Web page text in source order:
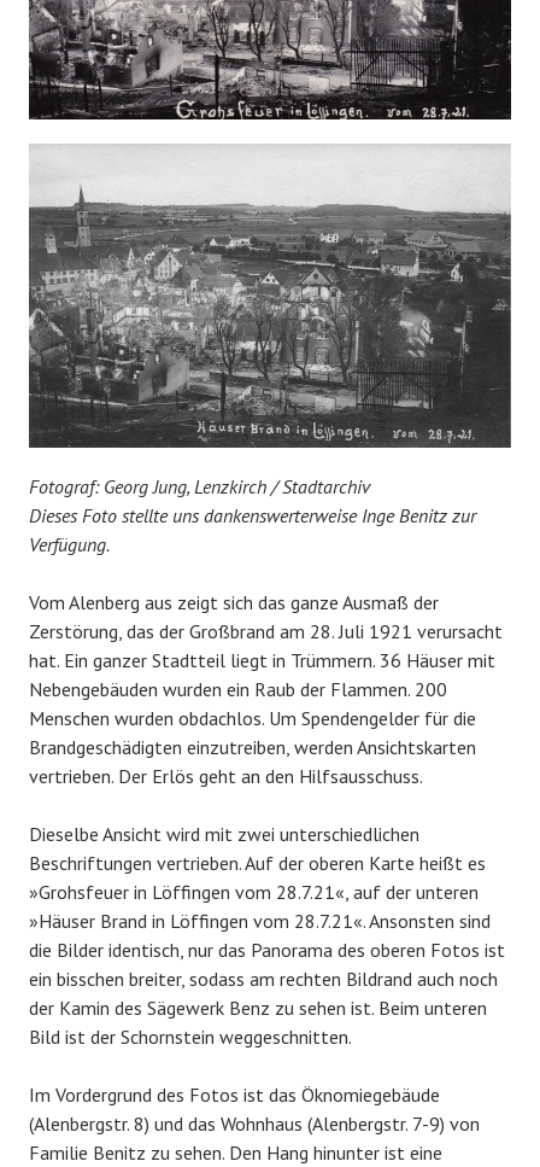
Fotograf: Georg Jung, Lenzkirch / Stadtarchiv
Dieses Foto stellte uns dankenswerterweise Inge Benitz zur
Verfügung.
Vom Alenberg aus zeigt sich das ganze Ausmaß der
Zerstörung, das der Großbrand am 28. Juli 1921 verursacht
hat. Ein ganzer Stadtteil liegt in Trümmern. 36 Häuser mit
Nebengebäuden wurden ein Raub der Flammen. 200
Menschen wurden obdachlos. Um Spendengelder für die
Brandgeschädigten einzutreiben, werden Ansichtskarten
vertrieben. Der Erlös geht an den Hilfsausschuss.
Dieselbe Ansicht wird mit zwei unterschiedlichen
Beschriftungen vertrieben. Auf der oberen Karte heißt es
»Grohsfeuer in Löffingen vom 28.7.21«, auf der unteren
»Häuser Brand in Löffingen vom 28.7.21«. Ansonsten sind
die Bilder identisch, nur das Panorama des oberen Fotos ist
ein bisschen breiter, sodass am rechten Bildrand auch noch
der Kamin des Sägewerk Benz zu sehen ist. Beim unteren
Bild ist der Schornstein weggeschnitten.
Im Vordergrund des Fotos ist das Öknomiegebäude
(Alenbergstr. 8) und das Wohnhaus (Alenbergstr. 7-9) von
Familie Benitz zu sehen. Den Hang hinunter ist eine